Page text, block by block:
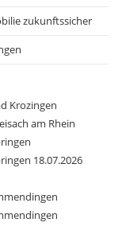
zukunftssicher
Krozingen
am Rhein
18.07.2026